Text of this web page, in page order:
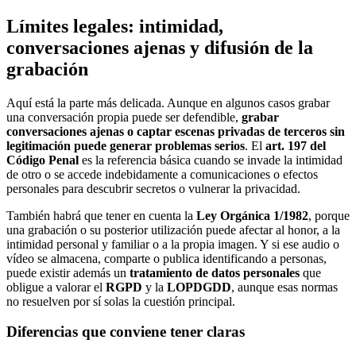
Límites legales: intimidad,
conversaciones ajenas y difusión de la
grabación
Aquí está la parte más delicada. Aunque en algunos casos grabar
una conversación propia puede ser defendible, grabar
conversaciones ajenas o captar escenas privadas de terceros sin
legitimación puede generar problemas serios. El art. 197 del
Código Penal es la referencia básica cuando se invade la intimidad
de otro o se accede indebidamente a comunicaciones o efectos
personales para descubrir secretos o vulnerar la privacidad.
También habrá que tener en cuenta la Ley Orgánica 1/1982, porque
una grabación o su posterior utilización puede afectar al honor, a la
intimidad personal y familiar o a la propia imagen. Y si ese audio o
vídeo se almacena, comparte o publica identificando a personas,
puede existir además un tratamiento de datos personales que
obligue a valorar el RGPD y la LOPDGDD, aunque esas normas
no resuelven por sí solas la cuestión principal.
Diferencias que conviene tener claras